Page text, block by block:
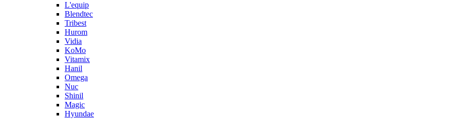
L'equip
Blendtec
Tribest
Hurom
Vidia
KoMo
Vitamix
Hanil
Omega
Nuc
Shinil
Magic
Hyundae